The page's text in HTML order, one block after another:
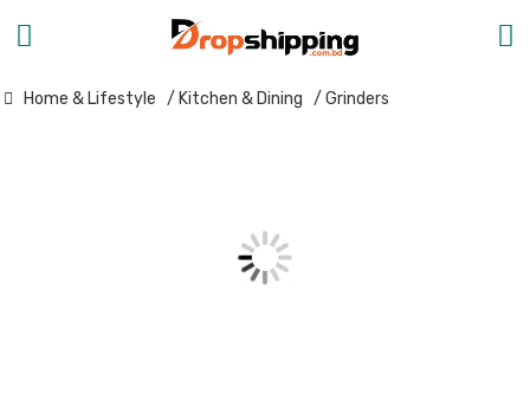
Home & Lifestyle / Kitchen & Dining / Grinders